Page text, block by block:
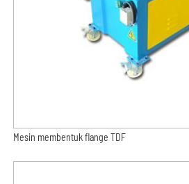
Mesin membentuk flange TDF